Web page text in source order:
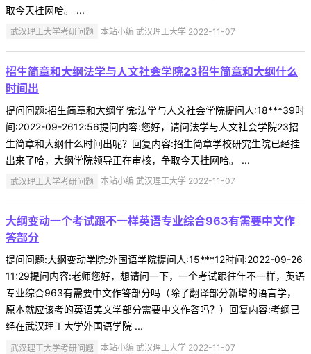
取今天挂网哈。 ...
武汉理工大学考研问题 本站小编 武汉理工大学 2022-11-07
招生简章和大纲法学与人文社会学院23招生简章和大纲什么
时间出
提问问题:招生简章和大纲学院:法学与人文社会学院提问人:18***39时
间:2022-09-2612:56提问内容:您好，请问法学与人文社会学院23招
生简章和大纲什么时间出呢？回复内容:招生简章学校研究生院已经挂
出来了哈，大纲学院领导正在审核，争取今天挂网哈。 ...
武汉理工大学考研问题 本站小编 武汉理工大学 2022-11-07
大纲变动一个考试跟不一样英语专业综合963有需要中文作
答部分
提问问题:大纲变动学院:外国语学院提问人:15***12时间:2022-09-26
11:29提问内容:老师您好，想请问一下，一个考试跟往年不一样，英语
专业综合963有需要中文作答部分吗（除了翻译部分新增的语言学，
原本就应该考的英语美文学部分需要中文作答吗？）回复内容:考纲已
经在武汉理工大学外国语学院 ...
武汉理工大学考研问题 本站小编 武汉理工大学 2022-11-07